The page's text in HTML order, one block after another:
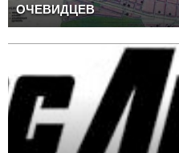
ОЧЕВИДЦЕВ